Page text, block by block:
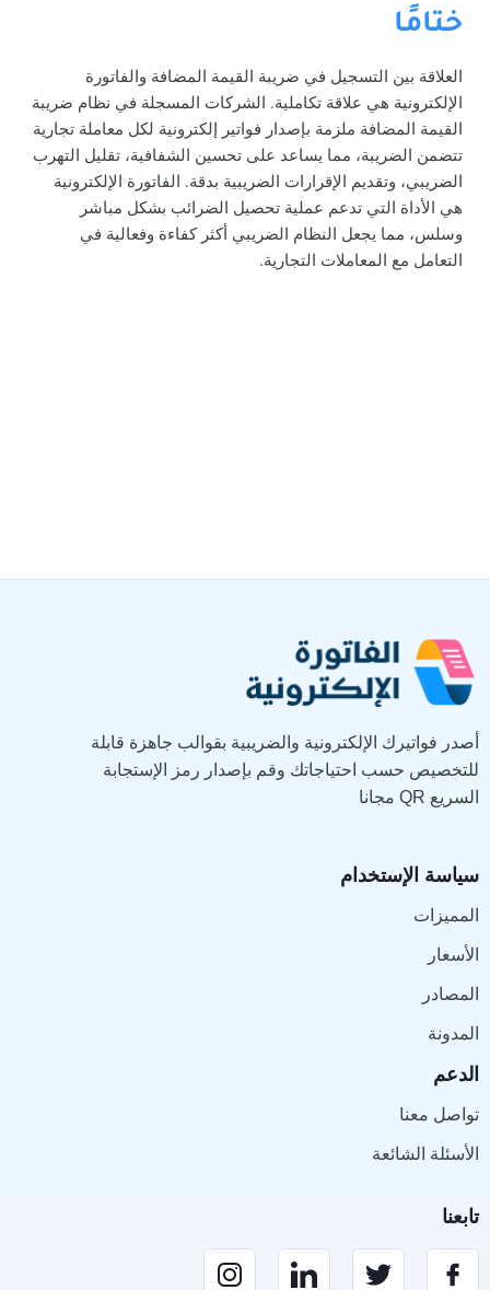
ختامًا
العلاقة بين التسجيل في ضريبة القيمة المضافة والفاتورة
الإلكترونية هي علاقة تكاملية. الشركات المسجلة في نظام ضريبة
القيمة المضافة ملزمة بإصدار فواتير إلكترونية لكل معاملة تجارية
تتضمن الضريبة، مما يساعد على تحسين الشفافية، تقليل التهرب
الضريبي، وتقديم الإقرارات الضريبية بدقة. الفاتورة الإلكترونية
هي الأداة التي تدعم عملية تحصيل الضرائب بشكل مباشر
وسلس، مما يجعل النظام الضريبي أكثر كفاءة وفعالية في
التعامل مع المعاملات التجارية.
أصدر فواتيرك الإلكترونية والضريبية بقوالب جاهزة قابلة
للتخصيص حسب احتياجاتك وقم بإصدار رمز الإستجابة
السريع QR مجانا
سياسة الإستخدام
المميزات
الأسعار
المصادر
المدونة
الدعم
تواصل معنا
الأسئلة الشائعة
تابعنا